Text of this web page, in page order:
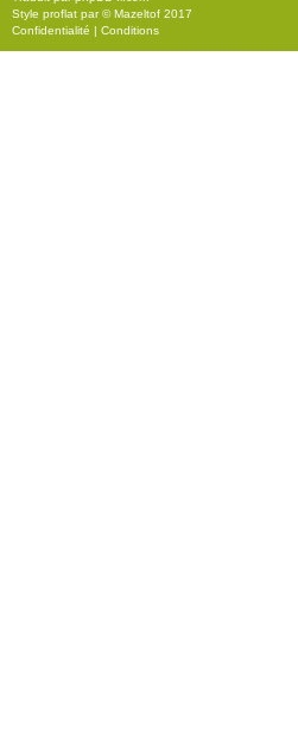
Style proflat par ©Mazeltof 2017
Confidentialité | Conditions